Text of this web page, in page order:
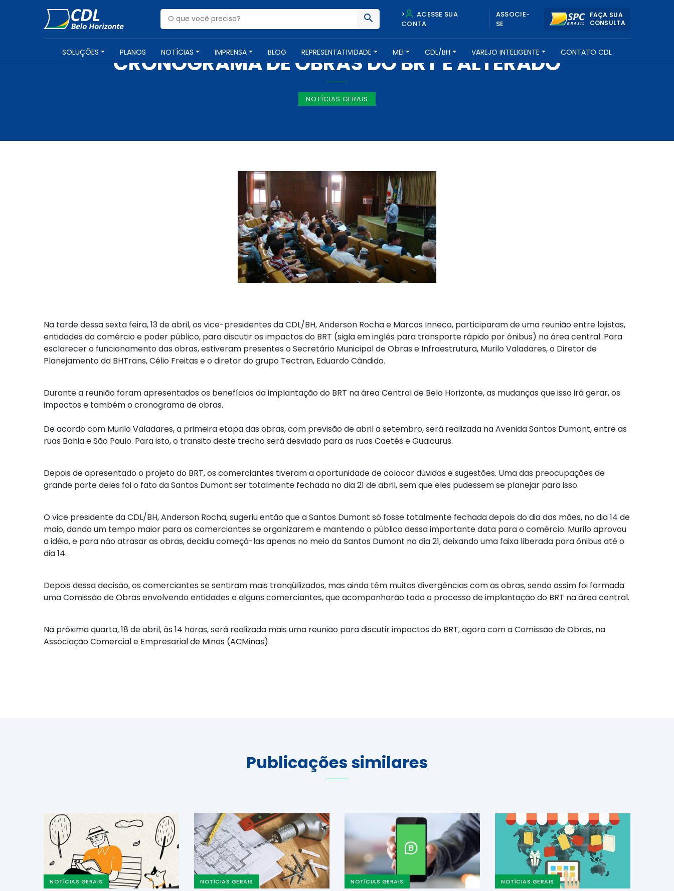
>
ACESSE SUA
CONTA
ASSOCIE-
SE
FAÇA SUA
CONSULTA
SOLUÇÕES PLANOS NOTÍCIAS IMPRENSA BLOG REPRESENTATIVIDADE MEI CDL/BH VAREJO INTELIGENTE CONTATO CDL
NOTÍCIAS -13 DE ABRIL DE 2012
CRONOGRAMA DE OBRAS DO BRT É ALTERADO
NOTÍCIAS GERAIS
Na tarde dessa sexta feira, 13 de abril, os vice-presidentes da CDL/BH, Anderson Rocha e Marcos Inneco, participaram de uma reunião entre lojistas,
entidades do comércio e poder público, para discutir os impactos do BRT (sigla em inglês para transporte rápido por ônibus) na área central. Para
esclarecer o funcionamento das obras, estiveram presentes o Secretário Municipal de Obras e Infraestrutura, Murilo Valadares, o Diretor de
Planejamento da BHTrans, Célio Freitas e o diretor do grupo Tectran, Eduardo Cândido.
Durante a reunião foram apresentados os benefícios da implantação do BRT na área Central de Belo Horizonte, as mudanças que isso irá gerar, os
impactos e também o cronograma de obras.
De acordo com Murilo Valadares, a primeira etapa das obras, com previsão de abril a setembro, será realizada na Avenida Santos Dumont, entre as
ruas Bahia e São Paulo. Para isto, o transito deste trecho será desviado para as ruas Caetés e Guaicurus.
Depois de apresentado o projeto do BRT, os comerciantes tiveram a oportunidade de colocar dúvidas e sugestões. Uma das preocupações de
grande parte deles foi o fato da Santos Dumont ser totalmente fechada no dia 21 de abril, sem que eles pudessem se planejar para isso.
O vice presidente da CDL/BH, Anderson Rocha, sugeriu então que a Santos Dumont só fosse totalmente fechada depois do dia das mães, no dia 14 de
maio, dando um tempo maior para os comerciantes se organizarem e mantendo o público dessa importante data para o comércio. Murilo aprovou
a idéia, e para não atrasar as obras, decidiu começá-las apenas no meio da Santos Dumont no dia 21, deixando uma faixa liberada para ônibus até o
dia 14.
Depois dessa decisão, os comerciantes se sentiram mais tranqüilizados, mas ainda têm muitas divergências com as obras, sendo assim foi formada
uma Comissão de Obras envolvendo entidades e alguns comerciantes, que acompanharão todo o processo de implantação do BRT na área central.
Na próxima quarta, 18 de abril, às 14 horas, será realizada mais uma reunião para discutir impactos do BRT, agora com a Comissão de Obras, na
Associação Comercial e Empresarial de Minas (ACMinas).
Publicações similares
NOTÍCIAS GERAIS NOTÍCIAS GERAIS NOTÍCIAS GERAIS NOTÍCIAS GERAIS